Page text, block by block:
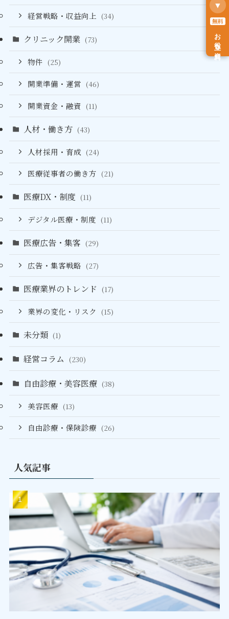
経営戦略・収益向上 (34)
クリニック開業 (73)
物件 (25)
開業準備・運営 (46)
開業資金・融資 (11)
人材・働き方 (43)
人材採用・育成 (24)
医療従事者の働き方 (21)
医療DX・制度 (11)
デジタル医療・制度 (11)
医療広告・集客 (29)
広告・集客戦略 (27)
医療業界のトレンド (17)
業界の変化・リスク (15)
未分類 (1)
経営コラム (230)
自由診療・美容医療 (38)
美容医療 (13)
自由診療・保険診療 (26)
人気記事
▼
無料
お役立ち資料